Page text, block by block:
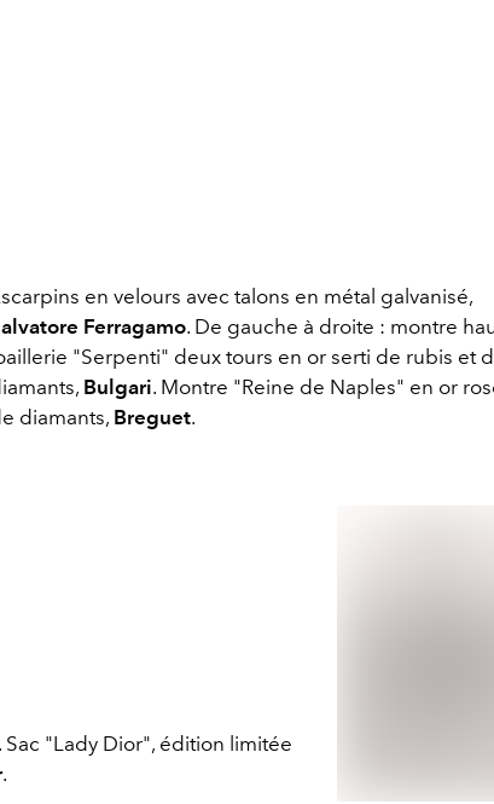
en velours avec talons en métal galvanisé,
Ferragamo. De gauche à droite : montre
"Serpenti" deux tours en or serti de rubis et
Bulgari. Montre "Reine de Naples" en or
diamants, Breguet.
. Sac "Lady Dior", édition limitée
.